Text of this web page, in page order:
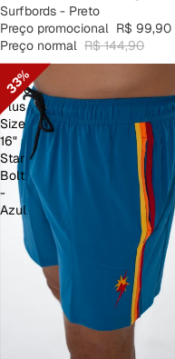
Surfbords - Preto
Preço promocional R$ 99,90
Preço normal R$ 144,90
33%
Short
Retrô
Plus
Size
16"
Star
Bolt
-
Azul